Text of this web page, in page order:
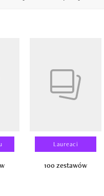
Laureaci
100 zestawów